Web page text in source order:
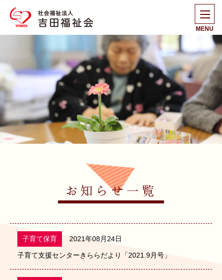
MENU
お知らせ一覧
子育て保育 2021年08月24日
子育て支援センターきららだより「2021.9月号」